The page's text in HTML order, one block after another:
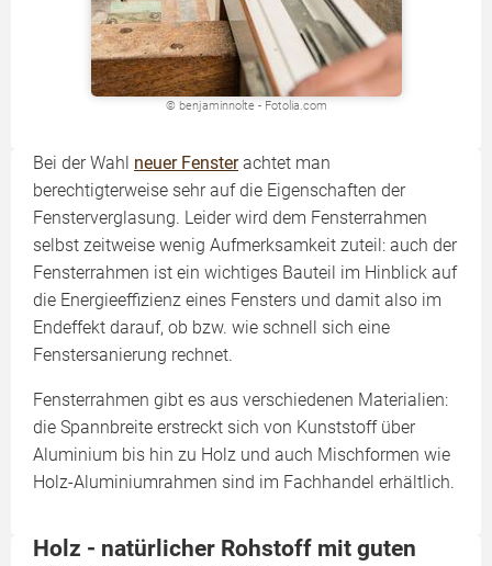
© benjaminnolte - Fotolia.com
Bei der Wahl neuer Fensterachtet man
berechtigterweise sehr auf die Eigenschaften der
Fensterverglasung. Leider wird dem Fensterrahmen
selbst zeitweise wenig Aufmerksamkeit zuteil: auch der
Fensterrahmen ist ein wichtiges Bauteil im Hinblick auf
die Energieeffizienz eines Fensters und damit also im
Endeffekt darauf, ob bzw. wie schnell sich eine
Fenstersanierung rechnet.
Fensterrahmen gibt es aus verschiedenen Materialien:
die Spannbreite erstreckt sich von Kunststoff über
Aluminium bis hin zu Holz und auch Mischformen wie
Holz-Aluminiumrahmen sind im Fachhandel erhältlich.
Holz - natürlicher Rohstoff mit guten